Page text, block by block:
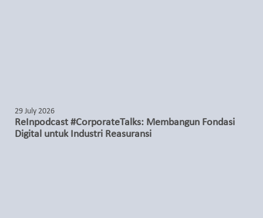
29 July 2026
ReInpodcast #CorporateTalks: Membangun Fondasi
Digital untuk Industri Reasuransi